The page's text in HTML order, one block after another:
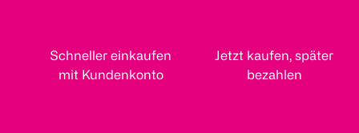
Schneller einkaufen
mit Kundenkonto
Jetzt kaufen, später
bezahlen